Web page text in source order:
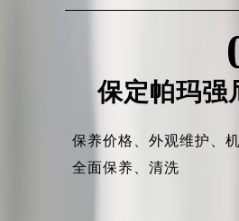
保定帕玛强
保养价格、外观维护、
全面保养、清洗